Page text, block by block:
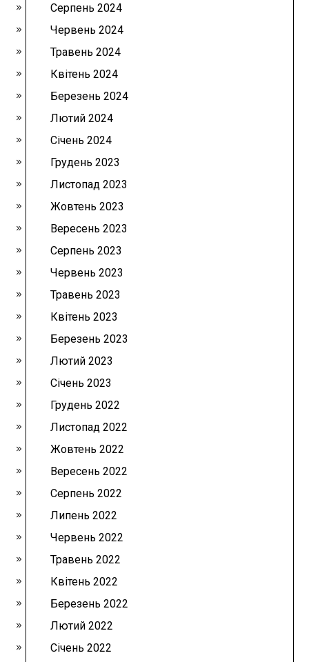
Серпень 2024
Червень 2024
Травень 2024
Квітень 2024
Березень 2024
Лютий 2024
Січень 2024
Грудень 2023
Листопад 2023
Жовтень 2023
Вересень 2023
Серпень 2023
Червень 2023
Травень 2023
Квітень 2023
Березень 2023
Лютий 2023
Січень 2023
Грудень 2022
Листопад 2022
Жовтень 2022
Вересень 2022
Серпень 2022
Липень 2022
Червень 2022
Травень 2022
Квітень 2022
Березень 2022
Лютий 2022
Січень 2022